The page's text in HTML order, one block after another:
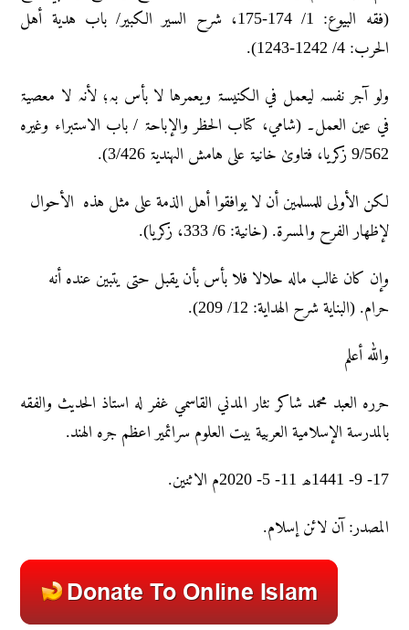
(فقه البيوع: 1/ 174-175، شرح السير الكبير/ باب هدية أهل
الحرب: 4/ 1242-1243).
ولو آجر نفسہ لیعمل في الکنیسۃ ویعمرہا لا بأس بہ؛ لأنہ لا معصیۃ
في عین العمل۔ (شامي، کتاب الحظر والإباحۃ / باب الاستبراء وغیرہ
9/562 زکریا، فتاویٰ خانیۃ علی ہامش الہندیۃ 3/426).
لكن الأولى للمسلمين أن لا يوافقوا أهل الذمة على مثل هذه الأحوال
لإظهار الفرح والمسرة. (خانیة: 6/ 333، زكريا).
وإن كان غالب ماله حلالا فلا بأس بأن يقبل حتى يتبين عنده أنه
حرام. (البناية شرح الهداية: 12/ 209).
واللہ أعلم
حرره العبد محمد شاکر نثار المدني القاسمي غفر له استاذ الحديث والفقه
بالمدرسة الإسلامية العربية بيت العلوم سرائمير اعظم جره الهند.
17- 9- 1441ھ 11- 5- 2020م الاثنین.
المصدر: آن لائن إسلام.